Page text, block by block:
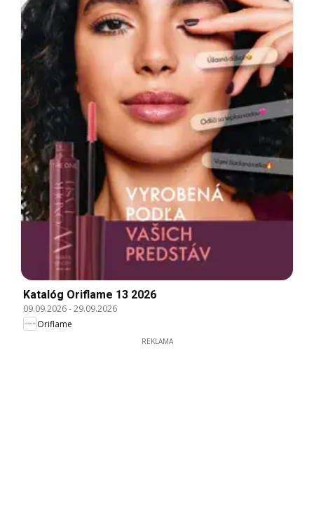
Katalóg Oriflame 13 2026
09.09.2026-29.09.2026
Oriflame
REKLAMA